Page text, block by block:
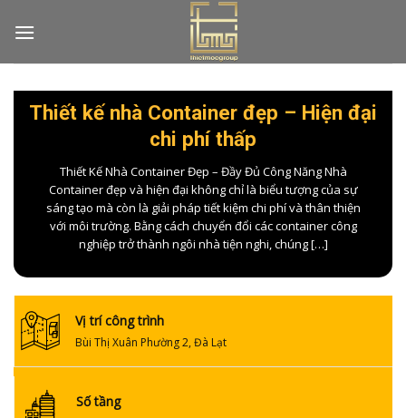
Thiết kế nhà Container đẹp – Hiện đại
chi phí thấp
Thiết Kế Nhà Container Đẹp – Đầy Đủ Công Năng Nhà
Container đẹp và hiện đại không chỉ là biểu tượng của sự
sáng tạo mà còn là giải pháp tiết kiệm chi phí và thân thiện
với môi trường. Bằng cách chuyển đổi các container công
nghiệp trở thành ngôi nhà tiện nghi, chúng […]
Vị trí công trình
Bùi Thị Xuân Phường 2, Đà Lạt
Số tầng